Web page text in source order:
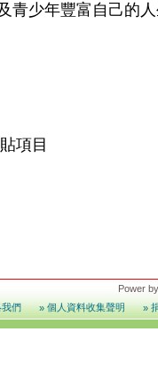
青少年豐富自己的
項目
Power by
»
»個人資料收集聲明
們